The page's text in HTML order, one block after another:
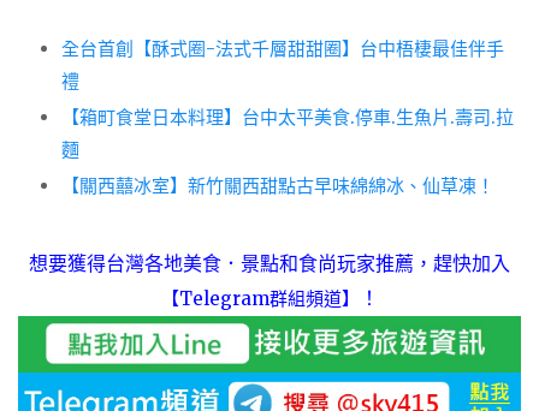
全台首創【酥式圈-法式千層甜甜圈】台中梧棲最佳伴手
禮
【箱町食堂日本料理】台中太平美食.停車.生魚片.壽司.拉
麵
【關西囍冰室】新竹關西甜點古早味綿綿冰、仙草凍！
想要獲得台灣各地美食．景點和食尚玩家推薦，趕快加入
【Telegram群組頻道】 ！